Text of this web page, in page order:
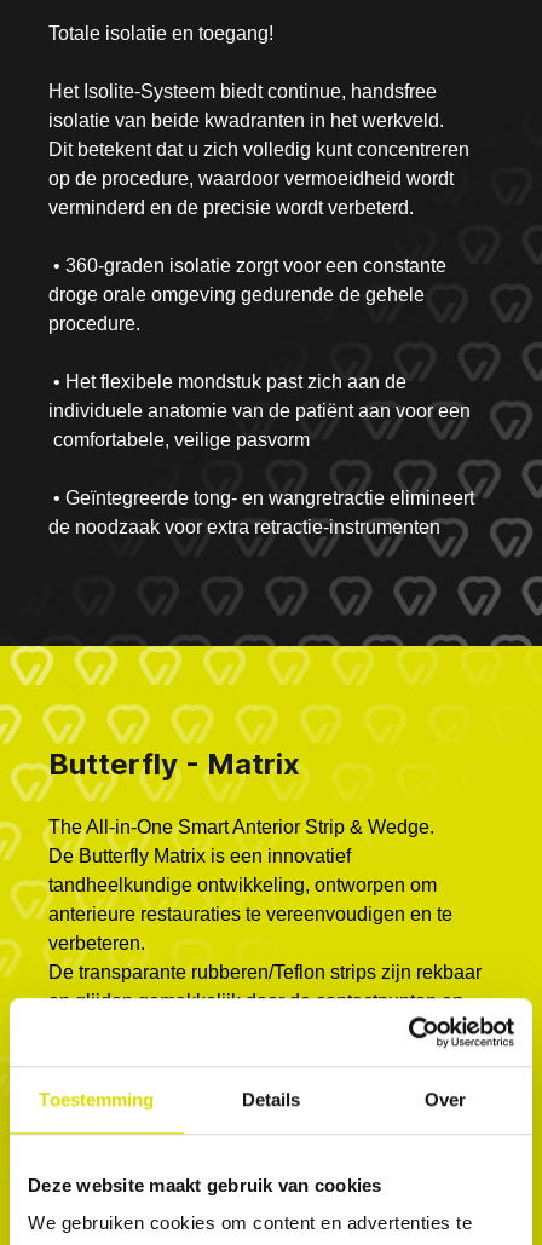
Toestemming Details Over
Deze website maakt gebruik van cookies
We gebruiken cookies om content en advertenties te
Totale isolatie en toegang!
Het Isolite-Systeem biedt continue, handsfree
isolatie van beide kwadranten in het werkveld.
Dit betekent dat u zich volledig kunt concentreren
op de procedure, waardoor vermoeidheid wordt
verminderd en de precisie wordt verbeterd.
• 360-graden isolatie zorgt voor een constante
droge orale omgeving gedurende de gehele
procedure.
• Het flexibele mondstuk past zich aan de
individuele anatomie van de patiënt aan voor een
comfortabele, veilige pasvorm
• Geïntegreerde tong- en wangretractie elimineert
de noodzaak voor extra retractie-instrumenten
Butterfly - Matrix
The All-in-One Smart Anterior Strip & Wedge.
De Butterfly Matrix is ​​een innovatief
tandheelkundige ontwikkeling, ontworpen om
anterieure restauraties te vereenvoudigen en te
verbeteren.
De transparante rubberen/Teflon strips zijn rekbaar
en glijden gemakkelijk door de contactpunten en
passen zich aan de tand aan. De matrix bevat een
plaats houden, zodat er zonder zorgen met de
handen gewerkt kan worden tijdens de
de wig en heeft een twee-in-één ontwerp dat
tijdens de behandeling. Het beschermt de